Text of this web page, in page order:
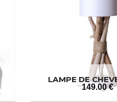
LAMPE DE
FLOTTÉ
149.00 €